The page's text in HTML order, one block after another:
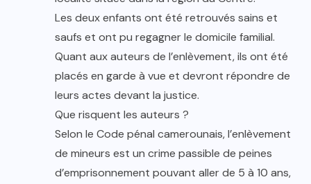
Les deux enfants ont été retrouvés sains et
saufs et ont pu regagner le domicile familial.
Quant aux auteurs de l’enlèvement, ils ont été
placés en garde à vue et devront répondre de
leurs actes devant la justice.
Que risquent les auteurs ?
Selon le Code pénal camerounais, l’enlèvement
de mineurs est un crime passible de peines
d’emprisonnement pouvant aller de 5 à 10 ans,